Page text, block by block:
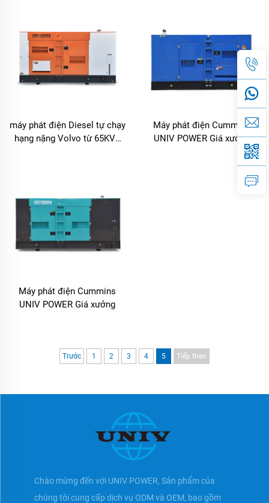
máy phát điện Diesel tự chạy
hạng nặng Volvo từ 65KVA
Máy phát điện Cummins
UNIV POWER Giá xưởng
Máy phát điện Cummins
UNIV POWER Giá xưởng
Trước 1 2 3 4 5 Tiếp theo
Chào mừng đến với UNIV POWER, Sản phẩm của
chúng tôi cung cấp dịch vụ ODM và OEM, bao gồm